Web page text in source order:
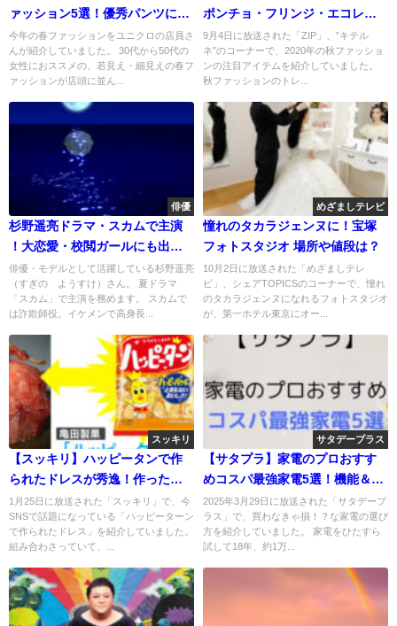
ァッション5選！優秀パンツに注
目
今年の春ファッションをユニクロの店員さ
んが紹介していました。 30代から50代の
女性におススメの、若見え・細見えの春フ
ァッションが店頭に並ん...
ポンチョ・フリンジ・エコレザ
ー
9月4日に放送された「ZIP」、”キテル
ネ”のコーナーで、2020年の秋ファッショ
ンの注目アイテムを紹介していました。
秋ファッションのトレ...
俳優
杉野遥亮ドラマ・スカムで主演
！大恋愛・校閲ガールにも出演
してた
俳優・モデルとして活躍している杉野遥亮
（すぎの ようすけ）さん。 夏ドラマ
「スカム」で主演を務めます。 スカムで
は詐欺師役。イケメンで高身長...
めざましテレビ
憧れのタカラジェンヌに！宝塚
フォトスタジオ 場所や値段は？
10月2日に放送された「めざましテレ
ビ」、シェアTOPICSのコーナーで、憧れ
のタカラジェンヌになれるフォトスタジオ
が、第一ホテル東京にオー...
スッキリ
【スッキリ】ハッピータンで作
られたドレスが秀逸！作った理
由は？
1月25日に放送された「スッキリ」で、今
SNSで話題になっている「ハッピーターン
で作られたドレス」を紹介していました。
組み合わさっていて、...
サタデープラス
【サタプラ】家電のプロおすす
めコスパ最強家電5選！機能＆価
格◎
2025年3月29日に放送された「サタデープ
ラス」で、買わなきゃ損！？な家電の選び
方を紹介していました。 家電をひたすら
試して18年、約1万...